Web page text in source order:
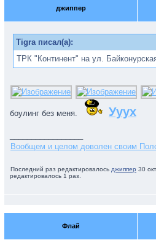
джиппер
Tigra писал(а):
ТРК "Континент" на ул.
боулинг без меня. Ууух
Вообщем и целом доволен своим
Последний раз редактировалось джиппер 30
редактировалось 1 раз.
Флай